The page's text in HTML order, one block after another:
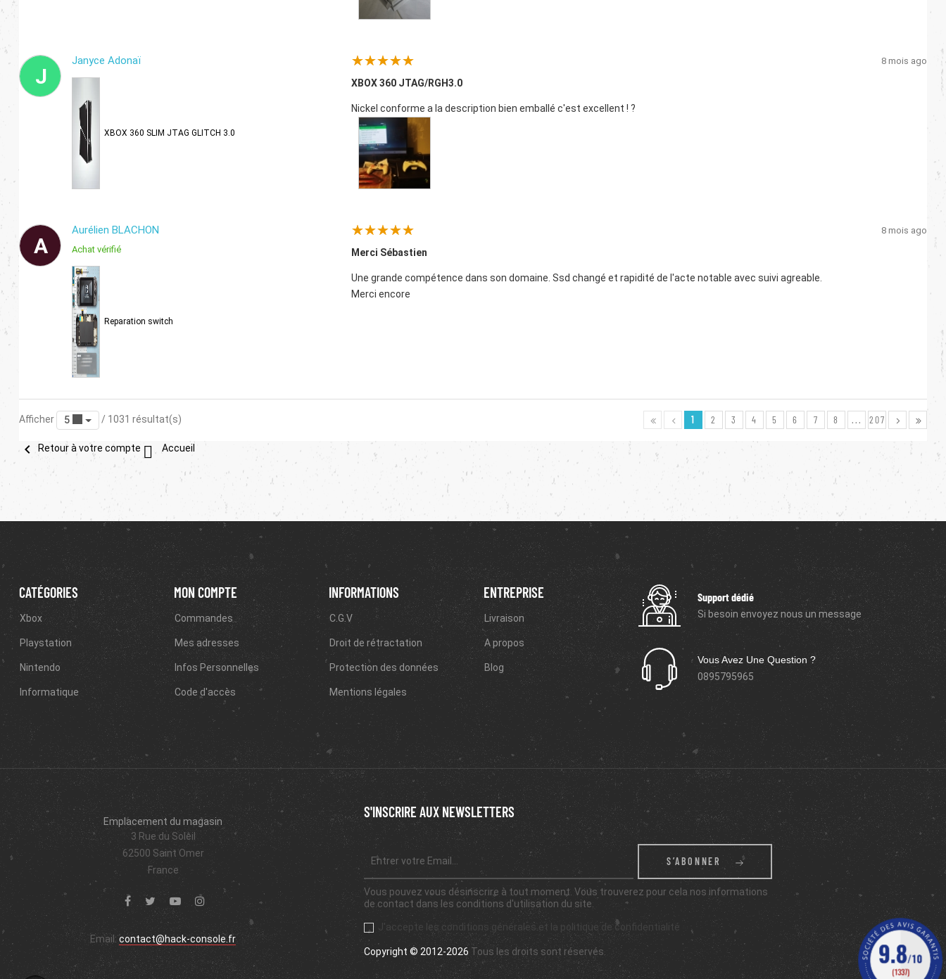
J
Janyce Adonaï
XBOX 360 SLIM JTAG GLITCH 3.0
8 mois ago
XBOX 360 JTAG/RGH3.0
Nickel conforme a la description bien emballé c'est excellent ! ?
A
Aurélien BLACHON
Achat vérifié
Reparation switch
8 mois ago
Merci Sébastien
Une grande compétence dans son domaine. Ssd changé et rapidité de l'acte notable avec suivi agreable.
Merci encore
Afficher 5 / 1031 résultat(s) 1 2 3 4 5 6 7 8 ... 207
 Retour à votre compte  Accueil
CATÉGORIES
Xbox
Playstation
Nintendo
Informatique
MON COMPTE
Commandes
Mes adresses
Infos Personnelles
Code d'accès
INFORMATIONS
C.G.V
Droit de rétractation
Protection des données
Mentions légales
ENTREPRISE
Livraison
A propos
Blog
Support dédié
Si besoin envoyez nous un message
Vous Avez Une Question ?
0895795965
Emplacement du magasin
3 Rue du Soleil
62500 Saint Omer
France
Email:contact@hack-console.fr
S'INSCRIRE AUX NEWSLETTERS
S’ABONNER
Vous pouvez vous désinscrire à tout moment. Vous trouverez pour cela nos informations
de contact dans les conditions d'utilisation du site.
J'accepte les conditions générales et la politique de confidentialité
Copyright © 2012-2026 Tous les droits sont réservés.